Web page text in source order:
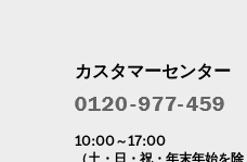
カスタマーセンター
10:00～17:00
（土・日・祝・年末年始を除